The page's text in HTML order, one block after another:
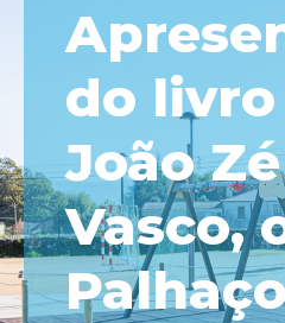
do livro
João
Vasco,